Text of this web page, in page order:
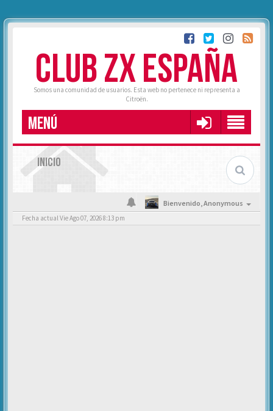
CLUB ZX ESPAÑA
Somos una comunidad de usuarios. Esta web no pertenece ni representa a
Citroën.
MENÚ
INICIO
Bienvenido,Anonymous
Fecha actual Vie Ago 07, 2026 8:13 pm